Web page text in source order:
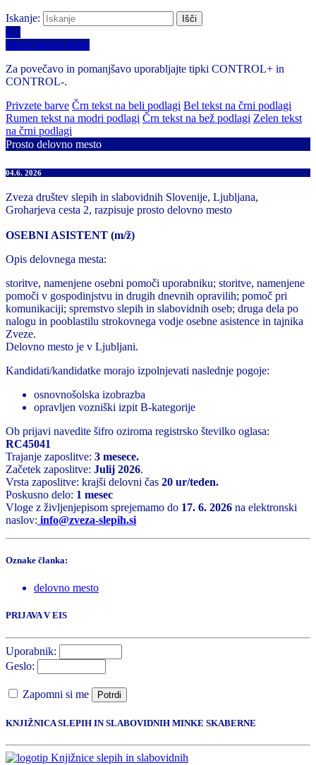
Iskanje:
A+
Izberi barvno temo
Za povečavo in pomanjšavo uporabljajte tipki CONTROL+ in
CONTROL-.
Privzete barve Črn tekst na beli podlagi Bel tekst na črni podlagi
Rumen tekst na modri podlagi Črn tekst na bež podlagi Zelen tekst
na črni podlagi
Prosto delovno mesto
04.6. 2026
Zveza društev slepih in slabovidnih Slovenije, Ljubljana,
Groharjeva cesta 2, razpisuje prosto delovno mesto
OSEBNI ASISTENT (m/ž)
Opis delovnega mesta:
storitve, namenjene osebni pomoči uporabniku; storitve, namenjene
pomoči v gospodinjstvu in drugih dnevnih opravilih; pomoč pri
komunikaciji; spremstvo slepih in slabovidnih oseb; druga dela po
nalogu in pooblastilu strokovnega vodje osebne asistence in tajnika
Zveze.
Delovno mesto je v Ljubljani.
Kandidati/kandidatke morajo izpolnjevati naslednje pogoje:
osnovnošolska izobrazba
opravljen vozniški izpit B-kategorije
Ob prijavi navedite šifro oziroma registrsko številko oglasa:
RC45041
Trajanje zaposlitve: 3 mesece.
Začetek zaposlitve: Julij 2026.
Vrsta zaposlitve: krajši delovni čas 20 ur/teden.
Poskusno delo: 1 mesec
Vloge z življenjepisom sprejemamo do 17. 6. 2026 na elektronski
naslov: info@zveza-slepih.si
Oznake članka:
delovno mesto
PRIJAVA V EIS
Uporabnik:
Geslo:
Zapomni si me Potrdi
KNJIŽNICA SLEPIH IN SLABOVIDNIH MINKE SKABERNE